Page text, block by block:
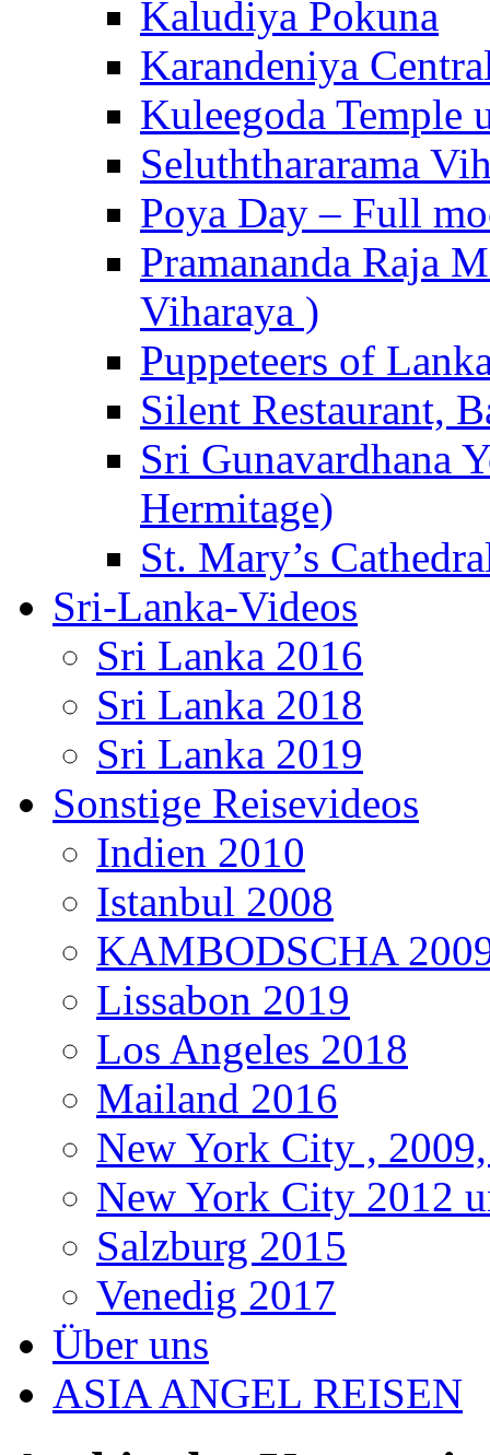
Kaludiya Pokuna
Karandeniya
Kuleegoda Temple
Seluththararama
Poya Day – Full
Pramananda Raja
Viharaya )
Puppeteers of
Silent Restaurant,
Sri Gunavardhana
Hermitage)
St. Mary’s
Sri-Lanka-Videos
Sri Lanka 2016
Sri Lanka 2018
Sri Lanka 2019
Sonstige Reisevideos
Indien 2010
Istanbul 2008
KAMBODSCHA
Lissabon 2019
Los Angeles 2018
Mailand 2016
New York City ,
New York City 2012
Salzburg 2015
Venedig 2017
Über uns
ASIA ANGEL REISEN